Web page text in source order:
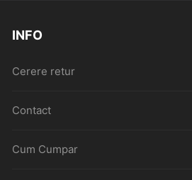
INFO
Cerere retur
Contact
Cum Cumpar